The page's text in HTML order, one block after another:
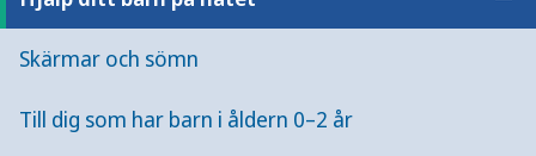
Skärmar och sömn
Till dig som har barn i åldern 0–2 år
Ungdomar 13–18 år: max 2–3 timmar per
dag. Fundera över hur skärmarna påverkar
måendet, och sök hjälp och stöd vid behov.
Föräldrar kan intressera sig för ungas digitala
liv och hjälpa unga nå en bra balans mellan